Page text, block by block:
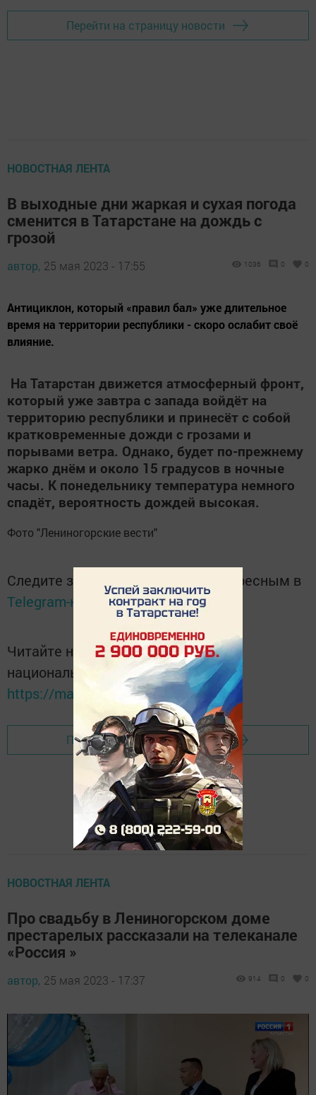
Перейти на страницу новости
НОВОСТНАЯ ЛЕНТА
В выходные дни жаркая и сухая погода
сменится в Татарстане на дождь с
грозой
автор, 25 мая 2023 - 17:55 1036 0 0
Антициклон, который «правил бал» уже длительное
время на территории республики - скоро ослабит своё
влияние.
На Татарстан движется атмосферный фронт,
который уже завтра с запада войдёт на
территорию республики и принесёт с собой
кратковременные дожди с грозами и
порывами ветра. Однако, будет по-прежнему
жарко днём и около 15 градусов в ночные
часы. К понедельнику температура немного
спадёт, вероятность дождей высокая.
Фото "Лениногорские вести"
Следите за самым важным и интересным в
Telegram-каналеТатмедиа
Читайте новости Татарстана в
национальном мессенджере MАХ:
https://max.ru/tatmedia
Перейти на страницу новости
НОВОСТНАЯ ЛЕНТА
Про свадьбу в Лениногорском доме
престарелых рассказали на телеканале
«Россия »
автор, 25 мая 2023 - 17:37 914 0 0